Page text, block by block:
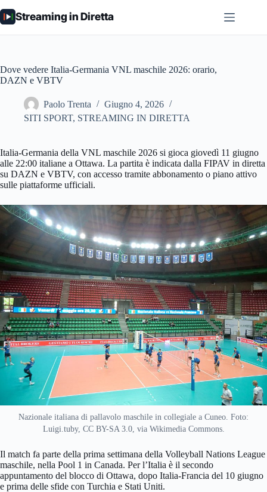
al
contenuto
Streaming in Diretta
Dove vedere Italia-Germania VNL maschile 2026: orario,
DAZN e VBTV
Paolo Trenta
Giugno 4, 2026
SITI SPORT, STREAMING IN DIRETTA
Italia-Germania della VNL maschile 2026 si gioca giovedì 11 giugno
alle 22:00 italiane a Ottawa. La partita è indicata dalla FIPAV in diretta
su DAZN e VBTV, con accesso tramite abbonamento o piano attivo
sulle piattaforme ufficiali.
Nazionale italiana di pallavolo maschile in collegiale a Cuneo. Foto:
Luigi.tuby, CC BY-SA 3.0, via Wikimedia Commons.
Il match fa parte della prima settimana della Volleyball Nations League
maschile, nella Pool 1 in Canada. Per l’Italia è il secondo
appuntamento del blocco di Ottawa, dopo Italia-Francia del 10 giugno
e prima delle sfide con Turchia e Stati Uniti.